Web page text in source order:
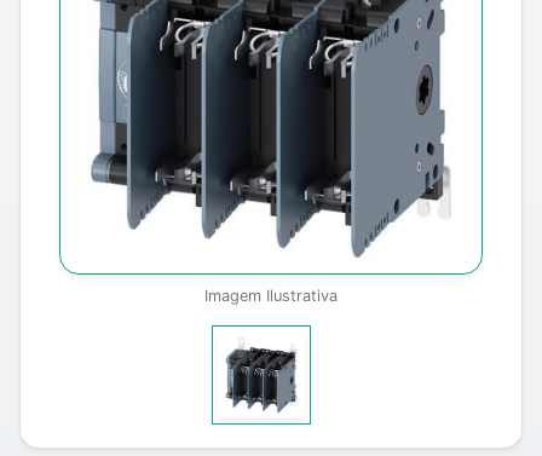
Imagem Ilustrativa